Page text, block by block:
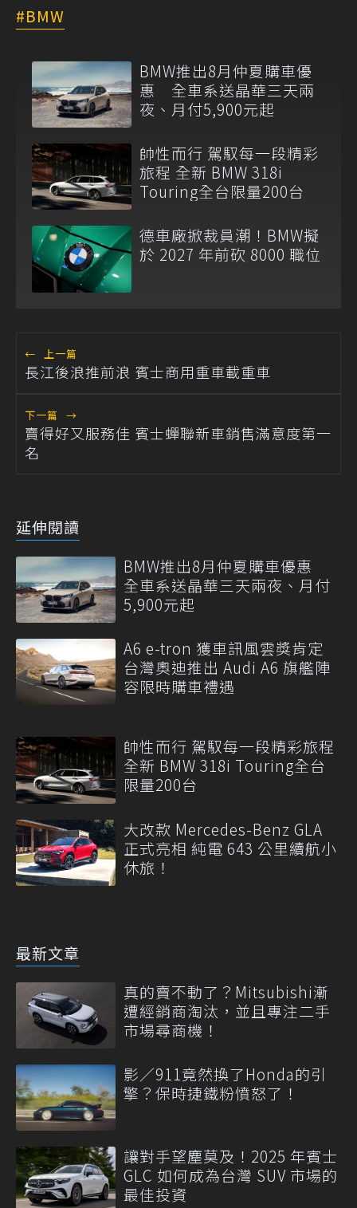
BMW
BMW推出8月仲夏購車優
惠 全車系送晶華三天兩
夜、月付5,900元起
帥性而行 駕馭每一段精彩
旅程 全新 BMW 318i
Touring全台限量200台
德車廠掀裁員潮！BMW擬
於 2027 年前砍 8000 職位
← 上一篇
長江後浪推前浪 賓士商用重車載重車
下一篇 →
賣得好又服務佳 賓士蟬聯新車銷售滿意度第一
名
延伸閱讀
BMW推出8月仲夏購車優惠
全車系送晶華三天兩夜、月付
5,900元起
A6 e-tron 獲車訊風雲獎肯定
台灣奧迪推出 Audi A6 旗艦陣
容限時購車禮遇
帥性而行 駕馭每一段精彩旅程
全新 BMW 318i Touring全台
限量200台
大改款 Mercedes-Benz GLA
正式亮相 純電 643 公里續航小
休旅！
最新文章
真的賣不動了？Mitsubishi漸
遭經銷商淘汰，並且專注二手
市場尋商機！
影／911竟然換了Honda的引
擎？保時捷鐵粉憤怒了！
讓對手望塵莫及！2025 年賓士
GLC 如何成為台灣 SUV 市場的
最佳投資